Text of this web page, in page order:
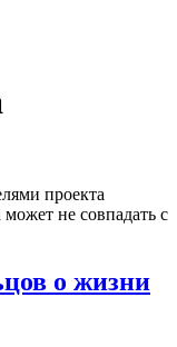
проекта
не совпадать с
о жизни